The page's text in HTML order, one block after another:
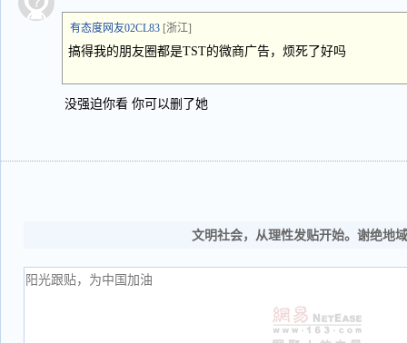
有态度网友02CL83 [浙江]
搞得我的朋友圈都是TST的微商广告，烦死了好吗
没强迫你看 你可以删了她
文明社会，从理性发贴开始。谢绝地